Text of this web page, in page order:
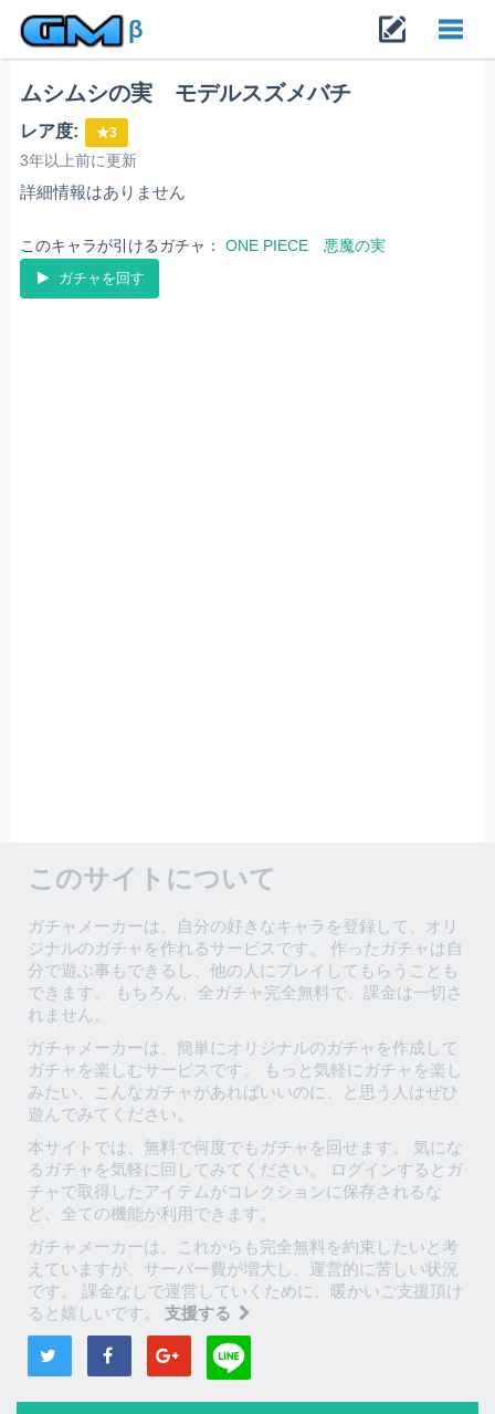
β
ムシムシの実 モデルスズメバチ
レア度: ★3
3年以上前に更新
詳細情報はありません
このキャラが引けるガチャ： ONE PIECE 悪魔の実
ガチャを回す
このサイトについて
ガチャメーカーは、自分の好きなキャラを登録して、オリ
ジナルのガチャを作れるサービスです。 作ったガチャは自
分で遊ぶ事もできるし、他の人にプレイしてもらうことも
できます。 もちろん、全ガチャ完全無料で、課金は一切さ
れません。
ガチャメーカーは、簡単にオリジナルのガチャを作成して
ガチャを楽しむサービスです。 もっと気軽にガチャを楽し
みたい、こんなガチャがあればいいのに、と思う人はぜひ
遊んでみてください。
本サイトでは、無料で何度でもガチャを回せます。 気にな
るガチャを気軽に回してみてください。 ログインするとガ
チャで取得したアイテムがコレクションに保存されるな
ど、全ての機能が利用できます。
ガチャメーカーは、これからも完全無料を約束したいと考
えていますが、サーバー費が増大し、運営的に苦しい状況
です。 課金なしで運営していくために、暖かいご支援頂け
ると嬉しいです。 支援する